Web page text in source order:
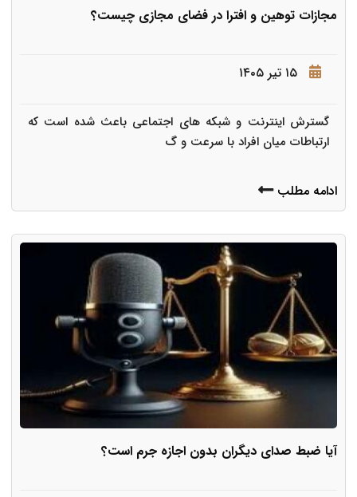
مجازات توهین و افترا در فضای مجازی چیست؟
۱۵ تیر ۱۴۰۵
گسترش اینترنت و شبکه های اجتماعی باعث شده است که
ارتباطات میان افراد با سرعت و گ
ادامه مطلب
آیا ضبط صدای دیگران بدون اجازه جرم است؟